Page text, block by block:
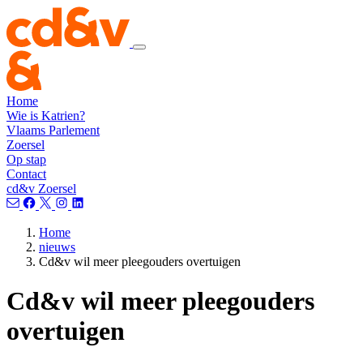
Home
Wie is Katrien?
Vlaams Parlement
Zoersel
Op stap
Contact
cd&v Zoersel
Home
nieuws
Cd&v wil meer pleegouders overtuigen
Cd&v wil meer pleegouders
overtuigen